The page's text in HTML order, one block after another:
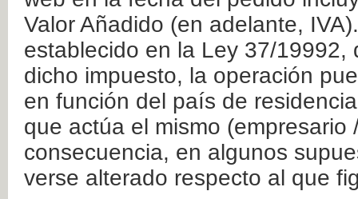
Valor Añadido (en adelante,
establecido en la Ley 37/
dicho impuesto, la operación
en función del país de
que actúa el mismo
consecuencia, en algunos
verse alterado respecto al que